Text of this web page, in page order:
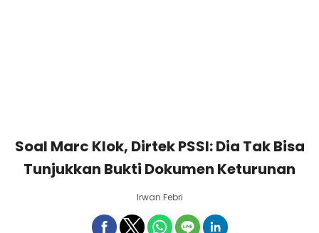
Soal Marc Klok, Dirtek PSSI: Dia Tak Bisa
Tunjukkan Bukti Dokumen Keturunan
Irwan Febri